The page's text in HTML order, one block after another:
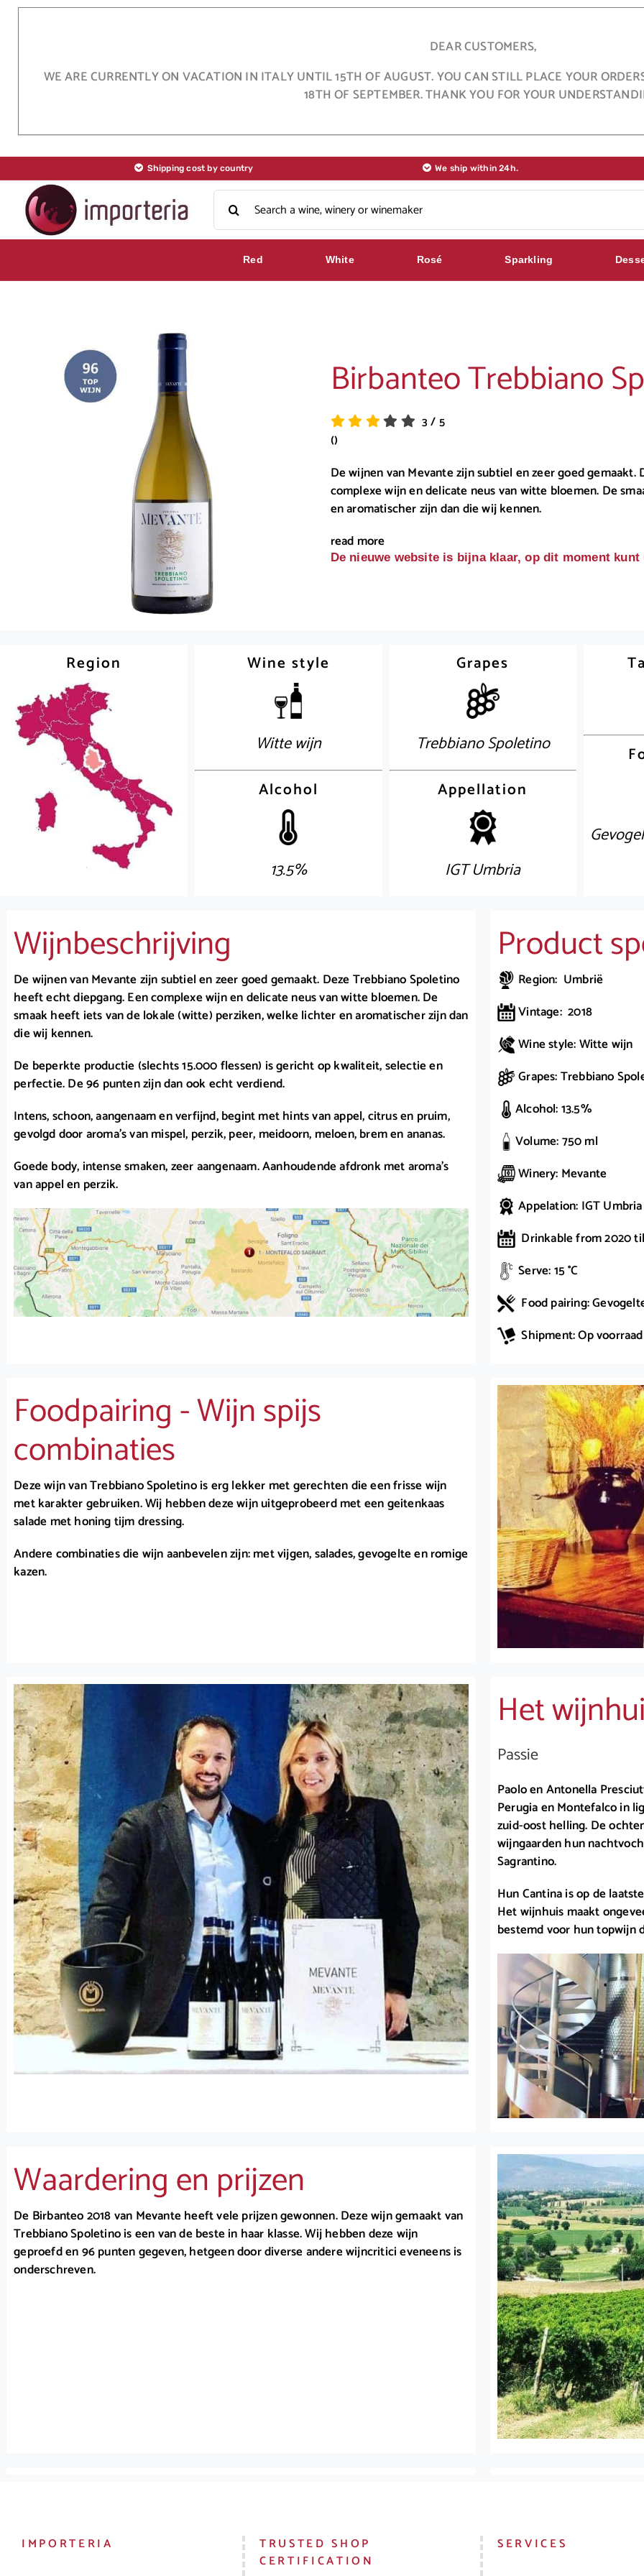
Skip
DEAR CUSTOMERS,
WE ARE CURRENTLY ON VACATION IN ITALY UNTIL 15TH OF AUGUST. YOU CAN STILL PLACE YOUR
18TH OF SEPTEMBER. THANK YOU FOR YOUR
Shipping cost by country We ship within 24h.
Search
for:
Red White Rosé Sparkling
Birbanteo Trebbiano
3/5
()
De wijnen van Mevante zijn subtiel en zeer goed
complexe wijn en delicate neus van witte bloemen. De
en aromatischer zijn dan die wij kennen.
read more
De nieuwe website is bijna klaar, op dit moment
Region Wine style
Witte wijn
Alcohol
13.5%
Grapes
Trebbiano Spoletino
Appellation
IGT Umbria
Wijnbeschrijving
De wijnen van Mevante zijn subtiel en zeer goed gemaakt. Deze Trebbiano Spoletino
heeft echt diepgang. Een complexe wijn en delicate neus van witte bloemen. De
smaak heeft iets van de lokale (witte) perziken, welke lichter en aromatischer zijn dan
die wij kennen.
De beperkte productie (slechts 15.000 flessen) is gericht op kwaliteit, selectie en
perfectie. De 96 punten zijn dan ook echt verdiend.
Intens, schoon, aangenaam en verfijnd, begint met hints van appel, citrus en pruim,
gevolgd door aroma’s van mispel, perzik, peer, meidoorn, meloen, brem en ananas.
Goede body, intense smaken, zeer aangenaam. Aanhoudende afdronk met aroma’s
van appel en perzik.
Product
Region: Umbrië
Vintage: 2018
Wine style: Witte wijn
Grapes: Trebbiano
Alcohol: 13.5%
Volume: 750 ml
Winery: Mevante
Appelation: IGT Umbria
Drinkable from 2020
Serve: 15 °C
Food pairing:
Shipment: Op voorraad
Foodpairing - Wijn spijs
combinaties
Deze wijn van Trebbiano Spoletino is erg lekker met gerechten die een frisse wijn
met karakter gebruiken. Wij hebben deze wijn uitgeprobeerd met een geitenkaas
salade met honing tijm dressing.
Andere combinaties die wijn aanbevelen zijn: met vijgen, salades, gevogelte en romige
kazen.
Het
Passie
Paolo en Antonella
Perugia en Montefalco in
zuid-oost helling. De
wijngaarden hun
Sagrantino.
Hun Cantina is op de
Het wijnhuis maakt
bestemd voor hun topwijn
Waardering en prijzen
De Birbanteo 2018 van Mevante heeft vele prijzen gewonnen. Deze wijn gemaakt van
Trebbiano Spoletino is een van de beste in haar klasse. Wij hebben deze wijn
geproefd en 96 punten gegeven, hetgeen door diverse andere wijncritici eveneens is
onderschreven.
IMPORTERIA
TRUSTED SHOP
CERTIFICATION
SERVICES